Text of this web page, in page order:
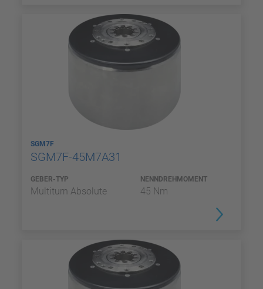
SGM7F
SGM7F-45M7A31
GEBER-TYP
Multiturn Absolute
NENNDREHMOMENT
45 Nm